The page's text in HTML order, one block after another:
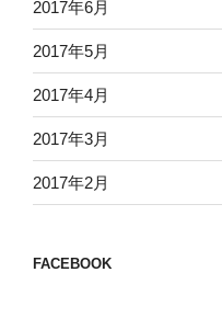
2017年6月
2017年5月
2017年4月
2017年3月
2017年2月
FACEBOOK